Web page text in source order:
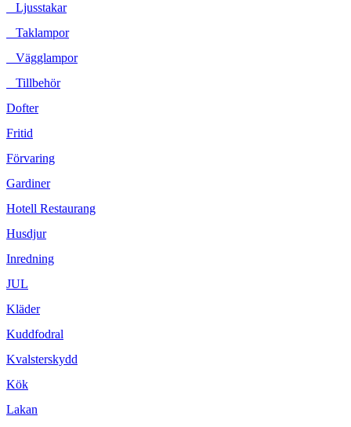
Ljusstakar
Taklampor
Vägglampor
Tillbehör
Dofter
Fritid
Förvaring
Gardiner
Hotell Restaurang
Husdjur
Inredning
JUL
Kläder
Kuddfodral
Kvalsterskydd
Kök
Lakan